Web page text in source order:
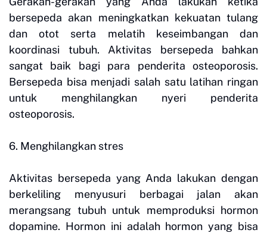
bersepeda akan meningkatkan kekuatan tulang
dan otot serta melatih keseimbangan dan
koordinasi tubuh. Aktivitas bersepeda bahkan
sangat baik bagi para penderita osteoporosis.
Bersepeda bisa menjadi salah satu latihan ringan
untuk menghilangkan nyeri penderita
osteoporosis.
6. Menghilangkan stres
Aktivitas bersepeda yang Anda lakukan dengan
berkeliling menyusuri berbagai jalan akan
merangsang tubuh untuk memproduksi hormon
dopamine. Hormon ini adalah hormon yang bisa